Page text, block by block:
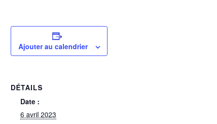
Ajouter au calendrier
DÉTAILS
Date :
6 avril 2023